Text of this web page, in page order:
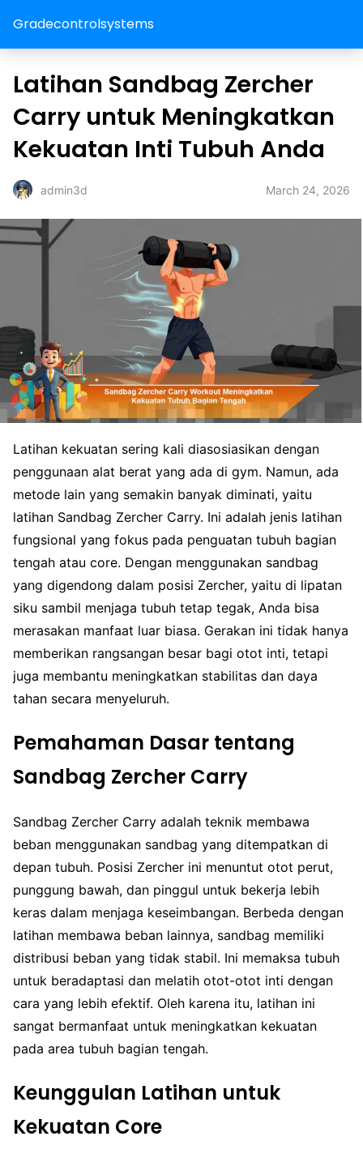
Gradecontrolsystems
Latihan Sandbag Zercher
Carry untuk Meningkatkan
Kekuatan Inti Tubuh Anda
admin3d March 24, 2026
Latihan kekuatan sering kali diasosiasikan dengan
penggunaan alat berat yang ada di gym. Namun, ada
metode lain yang semakin banyak diminati, yaitu
latihan Sandbag Zercher Carry. Ini adalah jenis latihan
fungsional yang fokus pada penguatan tubuh bagian
tengah atau core. Dengan menggunakan sandbag
yang digendong dalam posisi Zercher, yaitu di lipatan
siku sambil menjaga tubuh tetap tegak, Anda bisa
merasakan manfaat luar biasa. Gerakan ini tidak hanya
memberikan rangsangan besar bagi otot inti, tetapi
juga membantu meningkatkan stabilitas dan daya
tahan secara menyeluruh.
Pemahaman Dasar tentang
Sandbag Zercher Carry
Sandbag Zercher Carry adalah teknik membawa
beban menggunakan sandbag yang ditempatkan di
depan tubuh. Posisi Zercher ini menuntut otot perut,
punggung bawah, dan pinggul untuk bekerja lebih
keras dalam menjaga keseimbangan. Berbeda dengan
latihan membawa beban lainnya, sandbag memiliki
distribusi beban yang tidak stabil. Ini memaksa tubuh
untuk beradaptasi dan melatih otot-otot inti dengan
cara yang lebih efektif. Oleh karena itu, latihan ini
sangat bermanfaat untuk meningkatkan kekuatan
pada area tubuh bagian tengah.
Keunggulan Latihan untuk
Kekuatan Core